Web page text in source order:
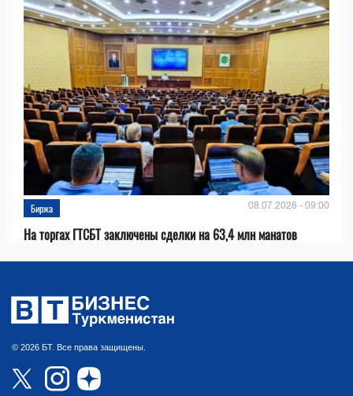
Биржа 08.07.2026 - 09:00
На торгах ГТСБТ заключены сделки на 63,4 млн манатов
© 2026 БТ. Все права защищены.